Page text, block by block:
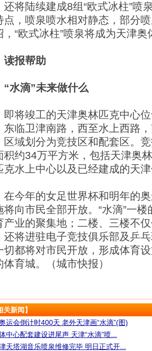
还将陆续建成8组“欧式冰柱”喷
点，喷泉喷水相对静态，部分
，“欧式冰柱”喷泉将成为天津
读报帮助
“水滴”未来做什么
竣工的天津奥林匹克中心位
东临卫津南路，西至水上西路
区域划分为竞技区和配套区。
积约34万平方米，包括天津奥
克水上中心以及已经建成的天
年的女足世界杯和明年的奥
将向市民全部开放。“水滴”一
产业的聚集地；二楼、三楼不
还将进驻电子竞技俱乐部及乒
切都将对市民开放，形成体育
体育城。（城市快报）
关新闻】
运会倒计时400天 老外天津画“水滴”(图)
中心配套建设进尾声 天津“水滴”喷...
天塔湖音乐喷泉维修完毕 明日正式开...